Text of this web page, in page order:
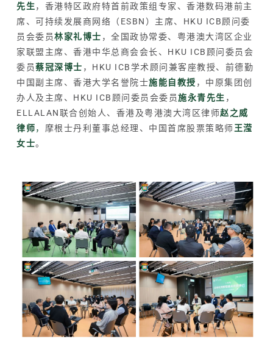
先生，香港特区政府特首前政策组专家、香港数码港前主
席、可持续发展商网络（ESBN）主席、HKU ICB顾问委
员会委员林家礼博士 ，全国政协常委、粤港澳大湾区企业
家联盟主席、香港中华总商会会长、HKU ICB顾问委员会
委员蔡冠深博士 ，HKU ICB学术顾问兼客座教授、前德勤
中国副主席、香港大学名誉院士施能自教授 ，中原集团创
办人及主席、HKU ICB顾问委员会委员施永青先生 ，
ELLALAN联合创始人、香港及粤港澳大湾区律师赵之威
律师， 摩根士丹利董事总经理、中国首席股票策略师王滢
女士。